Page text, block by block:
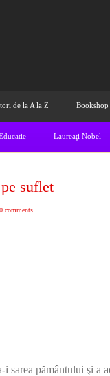
de la A la Z Bookshop
Laureaţi Nobel
suflet
0 comments
i sarea pământului şi a